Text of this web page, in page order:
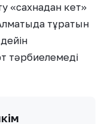
«сахнадан кет»
тұратын
тәрбиелемеді